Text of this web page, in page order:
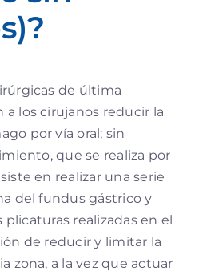
de última
los cirujanos reducir la
por vía oral; sin
que se realiza por
en realizar una serie
del fundus gástrico y
realizadas en el
de reducir y limitar la
zona, a la vez que actuar